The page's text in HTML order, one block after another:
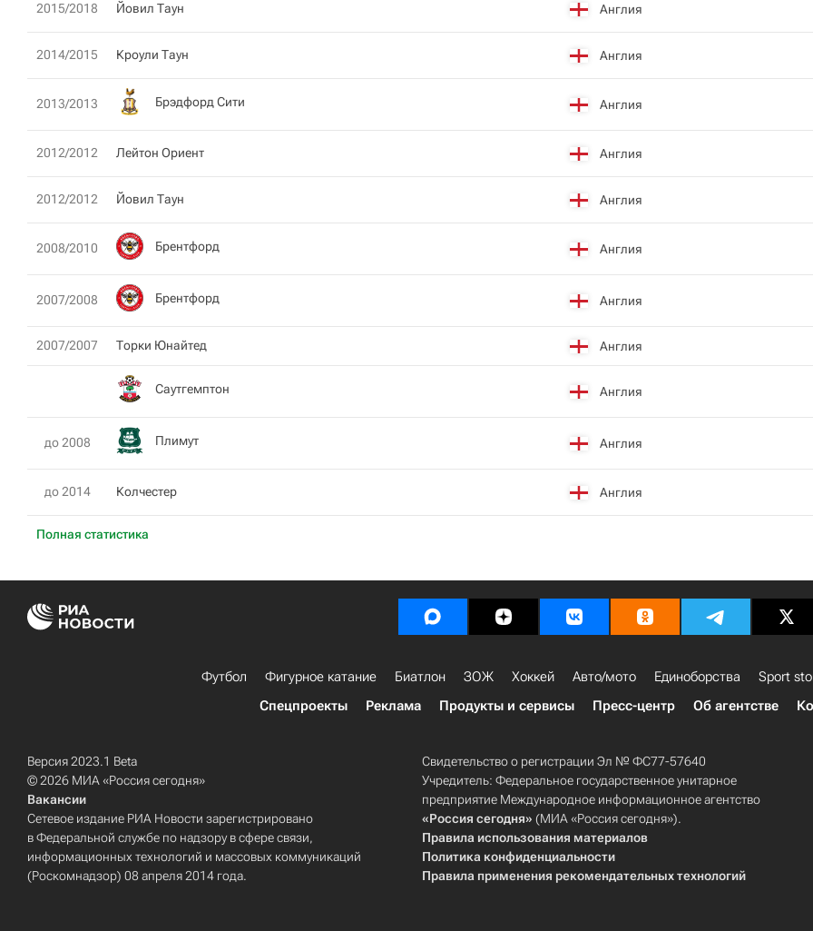
Полная статистика
2015/2018 Йовил Таун Англия
2014/2015 Кроули Таун Англия
2013/2013 Брэдфорд Сити Англия
2012/2012 Лейтон Ориент Англия
2012/2012 Йовил Таун Англия
2008/2010 Брентфорд Англия
2007/2008 Брентфорд Англия
2007/2007 Торки Юнайтед Англия
Саутгемптон Англия
до 2008 Плимут Англия
до 2014 Колчестер Англия
Футбол Фигурное катание Биатлон ЗОЖ Хоккей Авто/мото Единоборства Sport
Спецпроекты
Реклама Продукты и сервисы Пресс-центр Об агентстве
Версия 2023.1 Beta
© 2026 МИА «Россия сегодня»
Вакансии
Сетевое издание РИА Новости зарегистрировано
в Федеральной службе по надзору в сфере связи,
информационных технологий и массовых коммуникаций
(Роскомнадзор) 08 апреля 2014 года.
Свидетельство о регистрации Эл № ФС77-57640
Учредитель: Федеральное государственное унитарное
предприятие Международное информационное агентство
«Россия сегодня» (МИА «Россия сегодня»).
Правила использования материалов
Политика конфиденциальности
Правила применения рекомендательных технологий